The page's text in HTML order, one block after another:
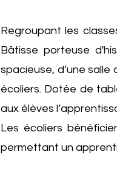
Regroupant les
Bâtisse porteuse
spacieuse, d’une
écoliers. Dotée de
aux élèves
Les écoliers
permettant un